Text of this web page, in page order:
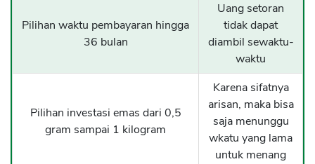
Pilihan waktu pembayaran hingga
36 bulan
Uang setoran
tidak dapat
diambil sewaktu-
waktu
Pilihan investasi emas dari 0,5
gram sampai 1 kilogram
Karena sifatnya
arisan, maka bisa
saja menunggu
wkatu yang lama
untuk menang